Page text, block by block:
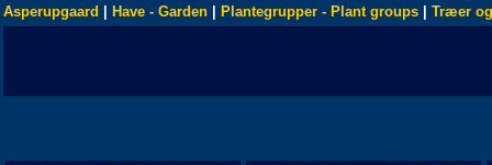
Asperupgaard Have - Garden Plantegrupper - Plant groups Træer